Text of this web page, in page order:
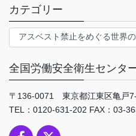
カテゴリー
テ
リ
ー
全国労働安全衛生センタ
〒136-0071 東京都江東区亀戸
TEL：0120-631-202 FAX：03-